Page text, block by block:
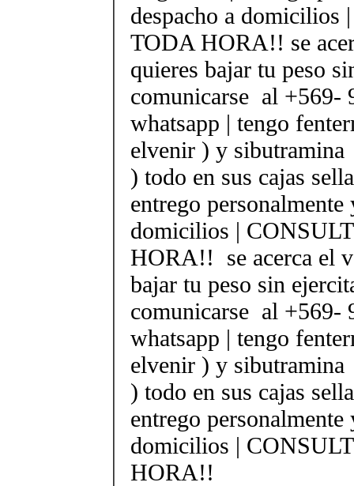
despacho a domicilios
TODA HORA!! se
quieres bajar tu peso
comunicarse al +569-
whatsapp | tengo
elvenir ) y
) todo en sus cajas
entrego personalmente
domicilios |
HORA!! se acerca el
bajar tu peso sin
comunicarse al +569-
whatsapp | tengo
elvenir ) y
) todo en sus cajas
entrego personalmente
domicilios |
HORA!!